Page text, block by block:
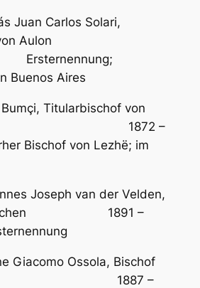
Juan Carlos Solari,
von Aulon
Ersternennung;
Buenos Aires
Titularbischof von
1872 –
von Lezhë; im
Joseph van der Velden,
Aachen 1891 –
Giacomo Ossola, Bischof
1887 –